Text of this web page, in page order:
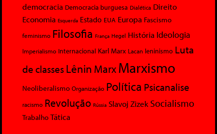
democracia Democracia burguesa Dialética Direito
Economia Esquerda Estado EUA Europa Fascismo
feminismo Filosofia França Hegel História Ideologia
Imperialismo Internacional Karl Marx Lacan leninismo Luta
de classesLênin MarxMarxismo
Neoliberalismo Organização Política Psicanalise
racismo Revolução Rússia Slavoj Zizek Socialismo
Trabalho Tática